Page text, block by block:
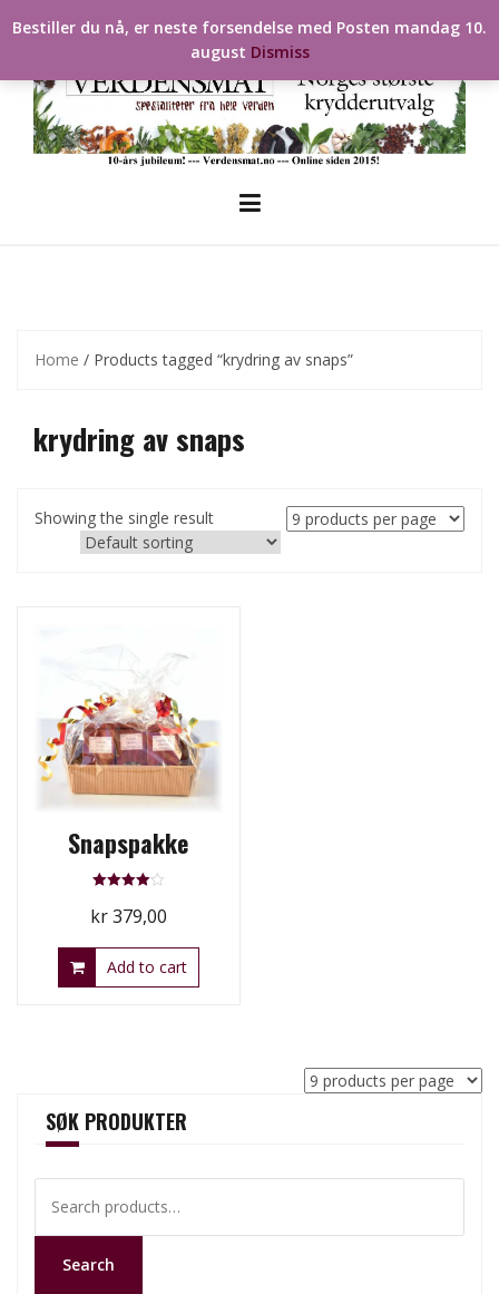
to
Home / Products tagged “krydring av snaps”
krydring av snaps
Showing the single result
Snapspakke
4.00
out of 5
kr379,00
Add to cart
SØK PRODUKTER
for:
Search
Bestiller du nå, er neste forsendelse med Posten mandag 10.
august Dismiss